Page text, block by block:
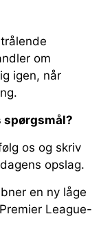
om
igen, når
spørgsmål?
os og skriv
opslag.
en ny låge
League-